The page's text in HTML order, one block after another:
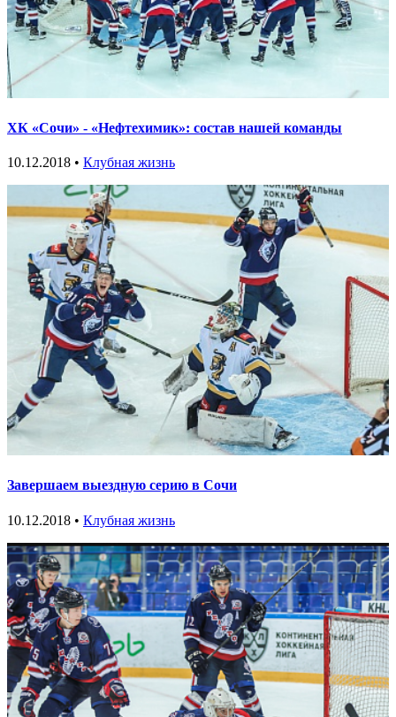
ХК «Сочи» - «Нефтехимик»: состав нашей команды
10.12.2018 • Клубная жизнь
Завершаем выездную серию в Сочи
10.12.2018 • Клубная жизнь